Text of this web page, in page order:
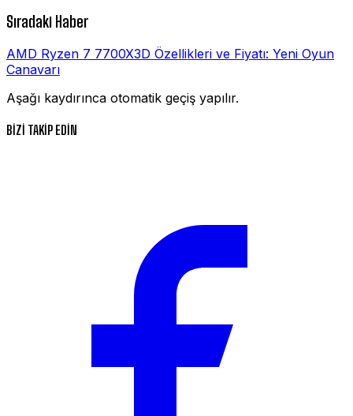
Sıradaki Haber
AMD Ryzen 7 7700X3D Özellikleri ve Fiyatı: Yeni Oyun
Canavarı
Aşağı kaydırınca otomatik geçiş yapılır.
BİZİ TAKİP EDİN